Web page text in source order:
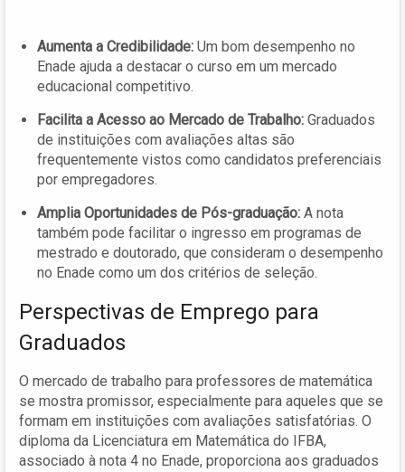
Aumenta a Credibilidade: Um bom desempenho no
Enade ajuda a destacar o curso em um mercado
educacional competitivo.
Facilita a Acesso ao Mercado de Trabalho: Graduados
de instituições com avaliações altas são
frequentemente vistos como candidatos preferenciais
por empregadores.
Amplia Oportunidades de Pós-graduação: A nota
também pode facilitar o ingresso em programas de
mestrado e doutorado, que consideram o desempenho
no Enade como um dos critérios de seleção.
Perspectivas de Emprego para
Graduados
O mercado de trabalho para professores de matemática
se mostra promissor, especialmente para aqueles que se
formam em instituições com avaliações satisfatórias. O
diploma da Licenciatura em Matemática do IFBA,
associado à nota 4 no Enade, proporciona aos graduados